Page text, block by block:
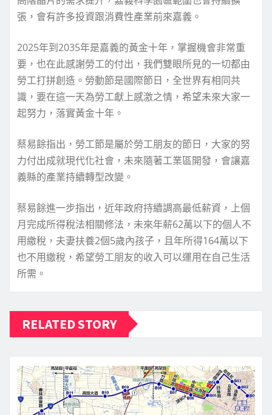
張，會有許多投資跟消費性產業前來嘉義。
2025年到2035年是嘉義的黃金十年，掌握機會非常重
要，也在此感謝勞工的付出，我們雙眼所見的一切都由
勞工打拼創造。勞動節是國際節日，全世界有相同共
識，要在這一天為勞工獻上感激之情，希望未來大家一
起努力，落實黃金十年。
蔡易餘指出，勞工節是屬於勞工朋友的節日，大家的努
力付出成就現代化社會，未來隨著工業區開發，會讓嘉
義縣的產業持續轉型改變。
蔡易餘進一步指出，近年政府持續調高最低薪資，上個
月完成所得稅法相關修法，未來年薪62萬以下的個人不
用繳稅，夫妻扶養2個5歲內孩子，且年所得164萬以下
也不用繳稅，希望勞工朋友的收入可以運用在自己生活
所需。
RELATED STORY